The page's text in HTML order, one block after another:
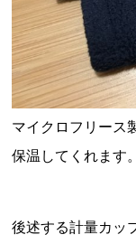
マイクロフリース
保温してくれます。
後述する計量カッ